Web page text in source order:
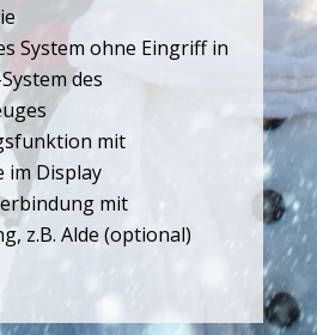
System ohne Eingriff in
des
mit
im Display
mit
z.B. Alde (optional)